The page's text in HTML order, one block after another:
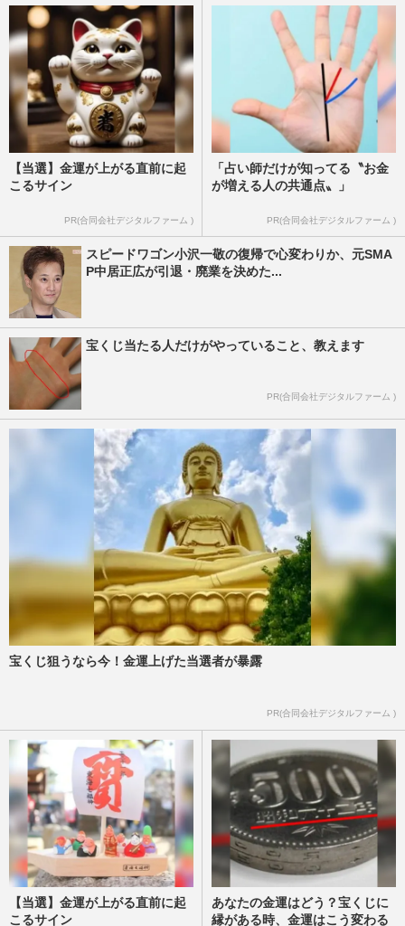
【当選】金運が上がる直前に起
こるサイン
PR(合同会社デジタルファーム )
「占い師だけが知ってる〝お金
が増える人の共通点〟」
PR(合同会社デジタルファーム )
スピードワゴン小沢一敬の復帰で心変わりか、元SMA
P中居正広が引退・廃業を決めた...
宝くじ当たる人だけがやっていること、教えます
PR(合同会社デジタルファーム )
宝くじ狙うなら今！金運上げた当選者が暴露
PR(合同会社デジタルファーム )
【当選】金運が上がる直前に起
こるサイン
あなたの金運はどう？宝くじに
縁がある時、金運はこう変わる